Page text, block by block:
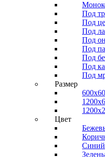
Под
Под
Под
Под
Под
Под
Под
Под
Размер
Цвет
Синий